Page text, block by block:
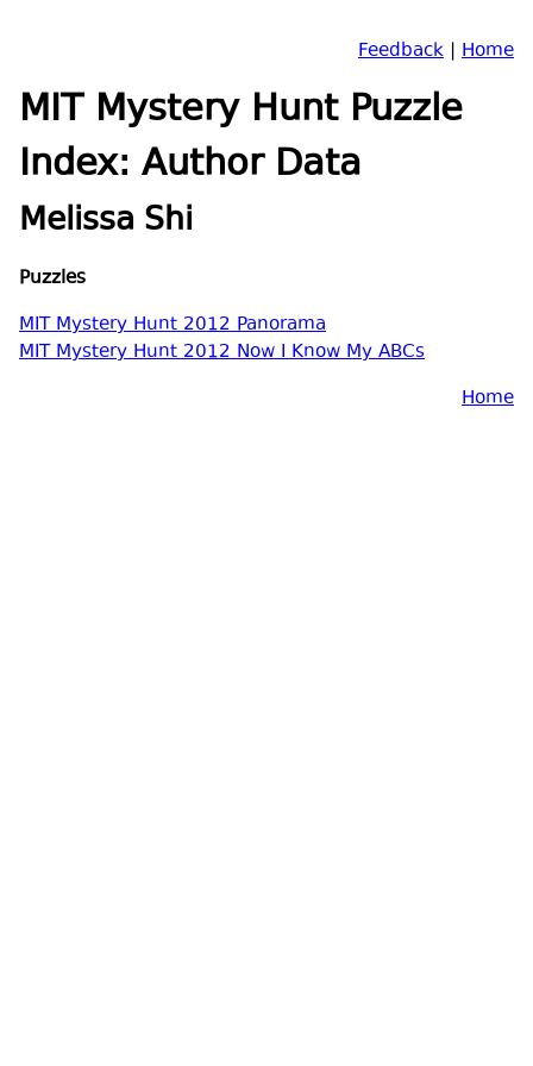
Feedback | Home
MIT Mystery Hunt Puzzle
Index: Author Data
Melissa Shi
Puzzles
MIT Mystery Hunt 2012 Panorama
MIT Mystery Hunt 2012 Now I Know My ABCs
Home